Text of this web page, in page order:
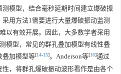
模型，结合毫秒延期时间建立爆破振
用方法1需要进行大量爆破振动监测
以有效开展。因此，大多数学者采用
模型，常见的群孔叠加模型有线性叠
叠加模型等[14-15]。Anderson等[16]通过
，将群孔爆破振动波形看作是由各个